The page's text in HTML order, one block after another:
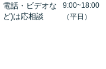
電話・ビデオな
ど)は応相談
9:00~18:00
（平日）